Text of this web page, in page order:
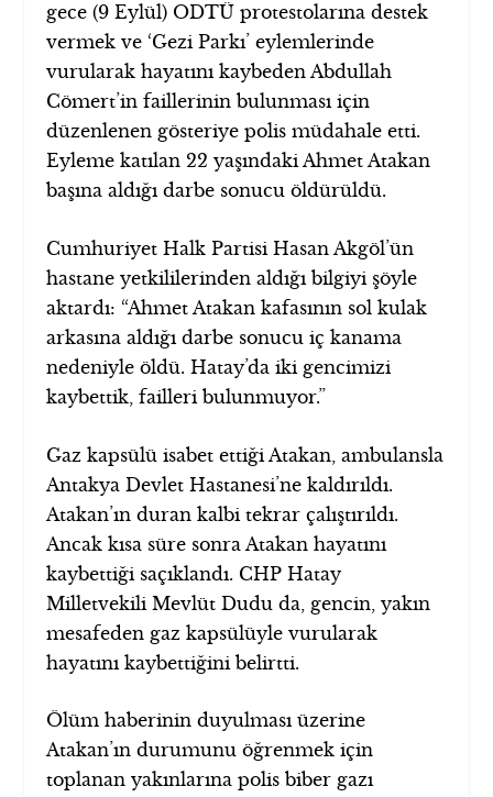
gece (9 Eylül) ODTÜ protestolarına destek
vermek ve ‘Gezi Parkı’ eylemlerinde
vurularak hayatını kaybeden Abdullah
Cömert’in faillerinin bulunması için
düzenlenen gösteriye polis müdahale etti.
Eyleme katılan 22 yaşındaki Ahmet Atakan
başına aldığı darbe sonucu öldürüldü.
Cumhuriyet Halk Partisi Hasan Akgöl’ün
hastane yetkililerinden aldığı bilgiyi şöyle
aktardı: “Ahmet Atakan kafasının sol kulak
arkasına aldığı darbe sonucu iç kanama
nedeniyle öldü. Hatay’da iki gencimizi
kaybettik, failleri bulunmuyor.”
Gaz kapsülü isabet ettiği Atakan, ambulansla
Antakya Devlet Hastanesi’ne kaldırıldı.
Atakan’ın duran kalbi tekrar çalıştırıldı.
Ancak kısa süre sonra Atakan hayatını
kaybettiği saçıklandı. CHP Hatay
Milletvekili Mevlüt Dudu da, gencin, yakın
mesafeden gaz kapsülüyle vurularak
hayatını kaybettiğini belirtti.
Ölüm haberinin duyulması üzerine
Atakan’ın durumunu öğrenmek için
toplanan yakınlarına polis biber gazı